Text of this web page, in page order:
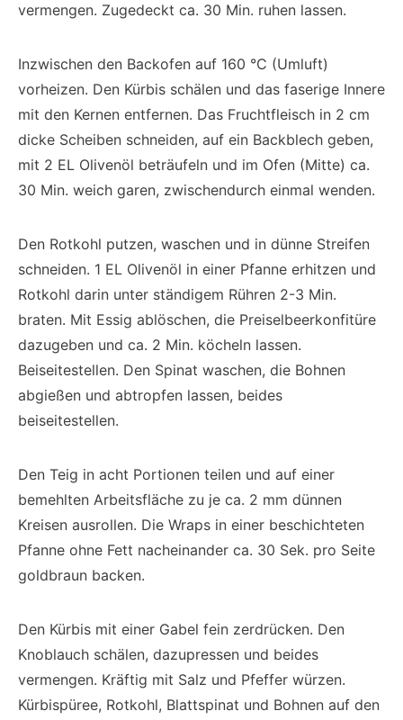
vermengen. Zugedeckt ca. 30 Min. ruhen lassen.
Inzwischen den Backofen auf 160 °C (Umluft)
vorheizen. Den Kürbis schälen und das faserige Innere
mit den Kernen entfernen. Das Fruchtfleisch in 2 cm
dicke Scheiben schneiden, auf ein Backblech geben,
mit 2 EL Olivenöl beträufeln und im Ofen (Mitte) ca.
30 Min. weich garen, zwischendurch einmal wenden.
Den Rotkohl putzen, waschen und in dünne Streifen
schneiden. 1 EL Olivenöl in einer Pfanne erhitzen und
Rotkohl darin unter ständigem Rühren 2-3 Min.
braten. Mit Essig ablöschen, die Preiselbeerkonfitüre
dazugeben und ca. 2 Min. köcheln lassen.
Beiseitestellen. Den Spinat waschen, die Bohnen
abgießen und abtropfen lassen, beides
beiseitestellen.
Den Teig in acht Portionen teilen und auf einer
bemehlten Arbeitsfläche zu je ca. 2 mm dünnen
Kreisen ausrollen. Die Wraps in einer beschichteten
Pfanne ohne Fett nacheinander ca. 30 Sek. pro Seite
goldbraun backen.
Den Kürbis mit einer Gabel fein zerdrücken. Den
Knoblauch schälen, dazupressen und beides
vermengen. Kräftig mit Salz und Pfeffer würzen.
Kürbispüree, Rotkohl, Blattspinat und Bohnen auf den